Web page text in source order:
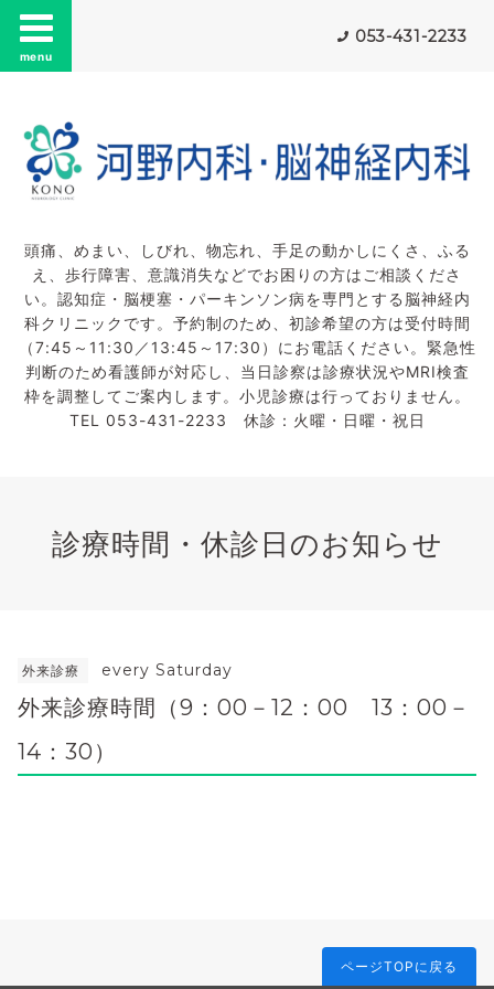
menu
053-431-2233
頭痛、めまい、しびれ、物忘れ、手足の動かしにくさ、ふる
え、歩行障害、意識消失などでお困りの方はご相談くださ
い。認知症・脳梗塞・パーキンソン病を専門とする脳神経内
科クリニックです。予約制のため、初診希望の方は受付時間
（7:45～11:30／13:45～17:30）にお電話ください。緊急性
判断のため看護師が対応し、当日診察は診療状況やMRI検査
枠を調整してご案内します。小児診療は行っておりません。
TEL 053-431-2233 休診：火曜・日曜・祝日
診療時間・休診日のお知らせ
外来診療 every Saturday
外来診療時間（9：00－12：00 13：00－
14：30）
ページTOPに戻る